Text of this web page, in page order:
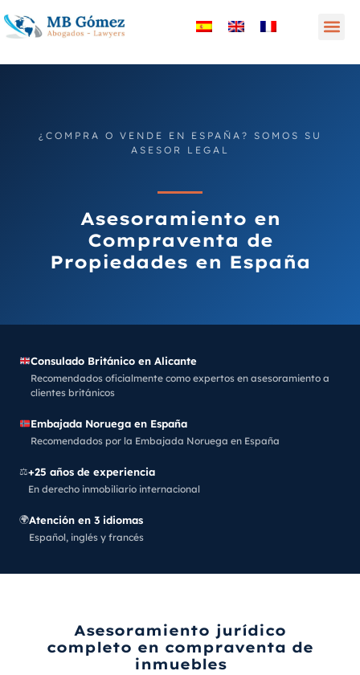
¿COMPRA O VENDE EN ESPAÑA? SOMOS SU
ASESOR LEGAL
Asesoramiento en
Compraventa de
Propiedades en España
Consulado Británico en Alicante
Recomendados oficialmente como expertos en asesoramiento a
clientes británicos
Embajada Noruega en España
Recomendados por la Embajada Noruega en España
⚖️+25 años de experiencia
En derecho inmobiliario internacional
🌍Atención en 3 idiomas
Español, inglés y francés
Asesoramiento jurídico
completo en compraventa de
inmuebles